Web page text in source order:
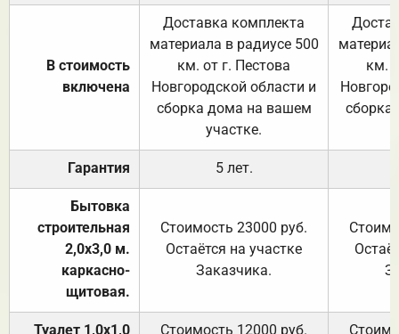
В стоимость
включена
Доставка комплекта
материала в радиусе 500
км. от г. Пестова
Новгородской области и
сборка дома на вашем
участке.
км.
Гарантия 5 лет.
Бытовка
строительная
2,0х3,0 м.
каркасно-
щитовая.
Стоимость 23000 руб.
Остаётся на участке
Заказчика.
Туалет 1,0х1,0
Стоимость 12000 руб.